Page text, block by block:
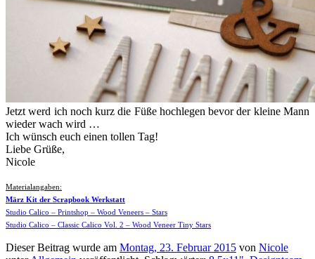
Jetzt werd ich noch kurz die Füße hochlegen bevor der kleine Mann
wieder wach wird …
Ich wünsch euch einen tollen Tag!
Liebe Grüße,
Nicole
Materialangaben:
März Kit der Scrapbook Werkstatt
Studio Calico – Printshop – Wood Veneers – Stars
Studio Calico – Classic Calico Vol. 2 – Wood Veneer Tiny Stars
Dieser Beitrag wurde am Montag, 23. Februar 2015 von Nicole